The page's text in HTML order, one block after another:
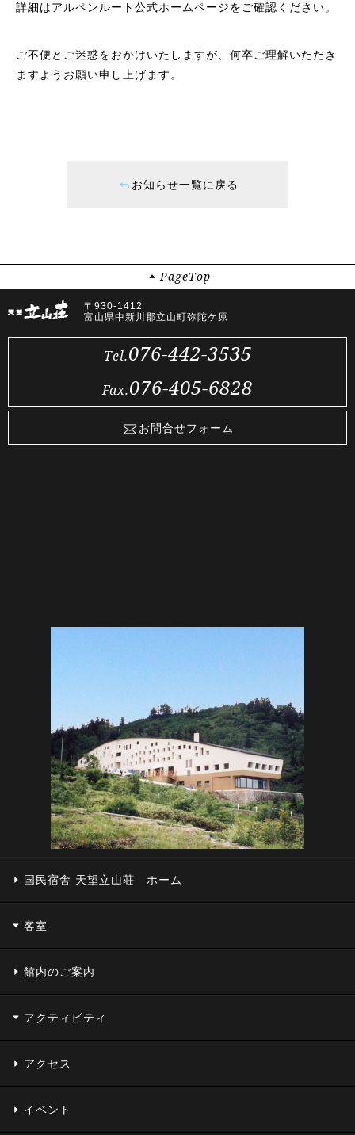
詳細はアルペンルート公式ホームページをご確認ください。
ご不便とご迷惑をおかけいたしますが、何卒ご理解いただき
ますようお願い申し上げます。
お知らせ一覧に戻る
PageTop
〒930-1412
富山県中新川郡立山町弥陀ケ原
Tel.076-442-3535
Fax.076-405-6828
お問合せフォーム
国民宿舎 天望立山荘 ホーム
客室
館内のご案内
アクティビティ
アクセス
イベント